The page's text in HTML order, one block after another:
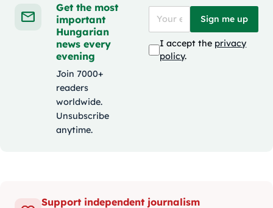
Get the most
important
Hungarian
news every
evening
Join 7000+
readers
worldwide.
Unsubscribe
anytime.
Sign me up
I accept the privacy
policy.
Support independent journalism